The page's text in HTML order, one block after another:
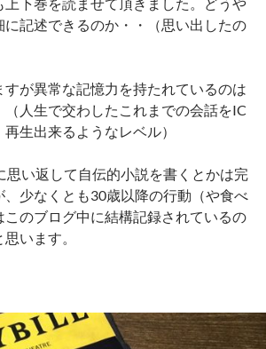
に記述できるのか・・（思い出したの
が異常な記憶力を持たれているのは
人生で交わしたこれまでの会話をIC
生出来るようなレベル）
思い返して自伝的小説を書くとかは完
少なくとも30歳以降の行動（や食べ
このブログ中に結構記録されているの
います。